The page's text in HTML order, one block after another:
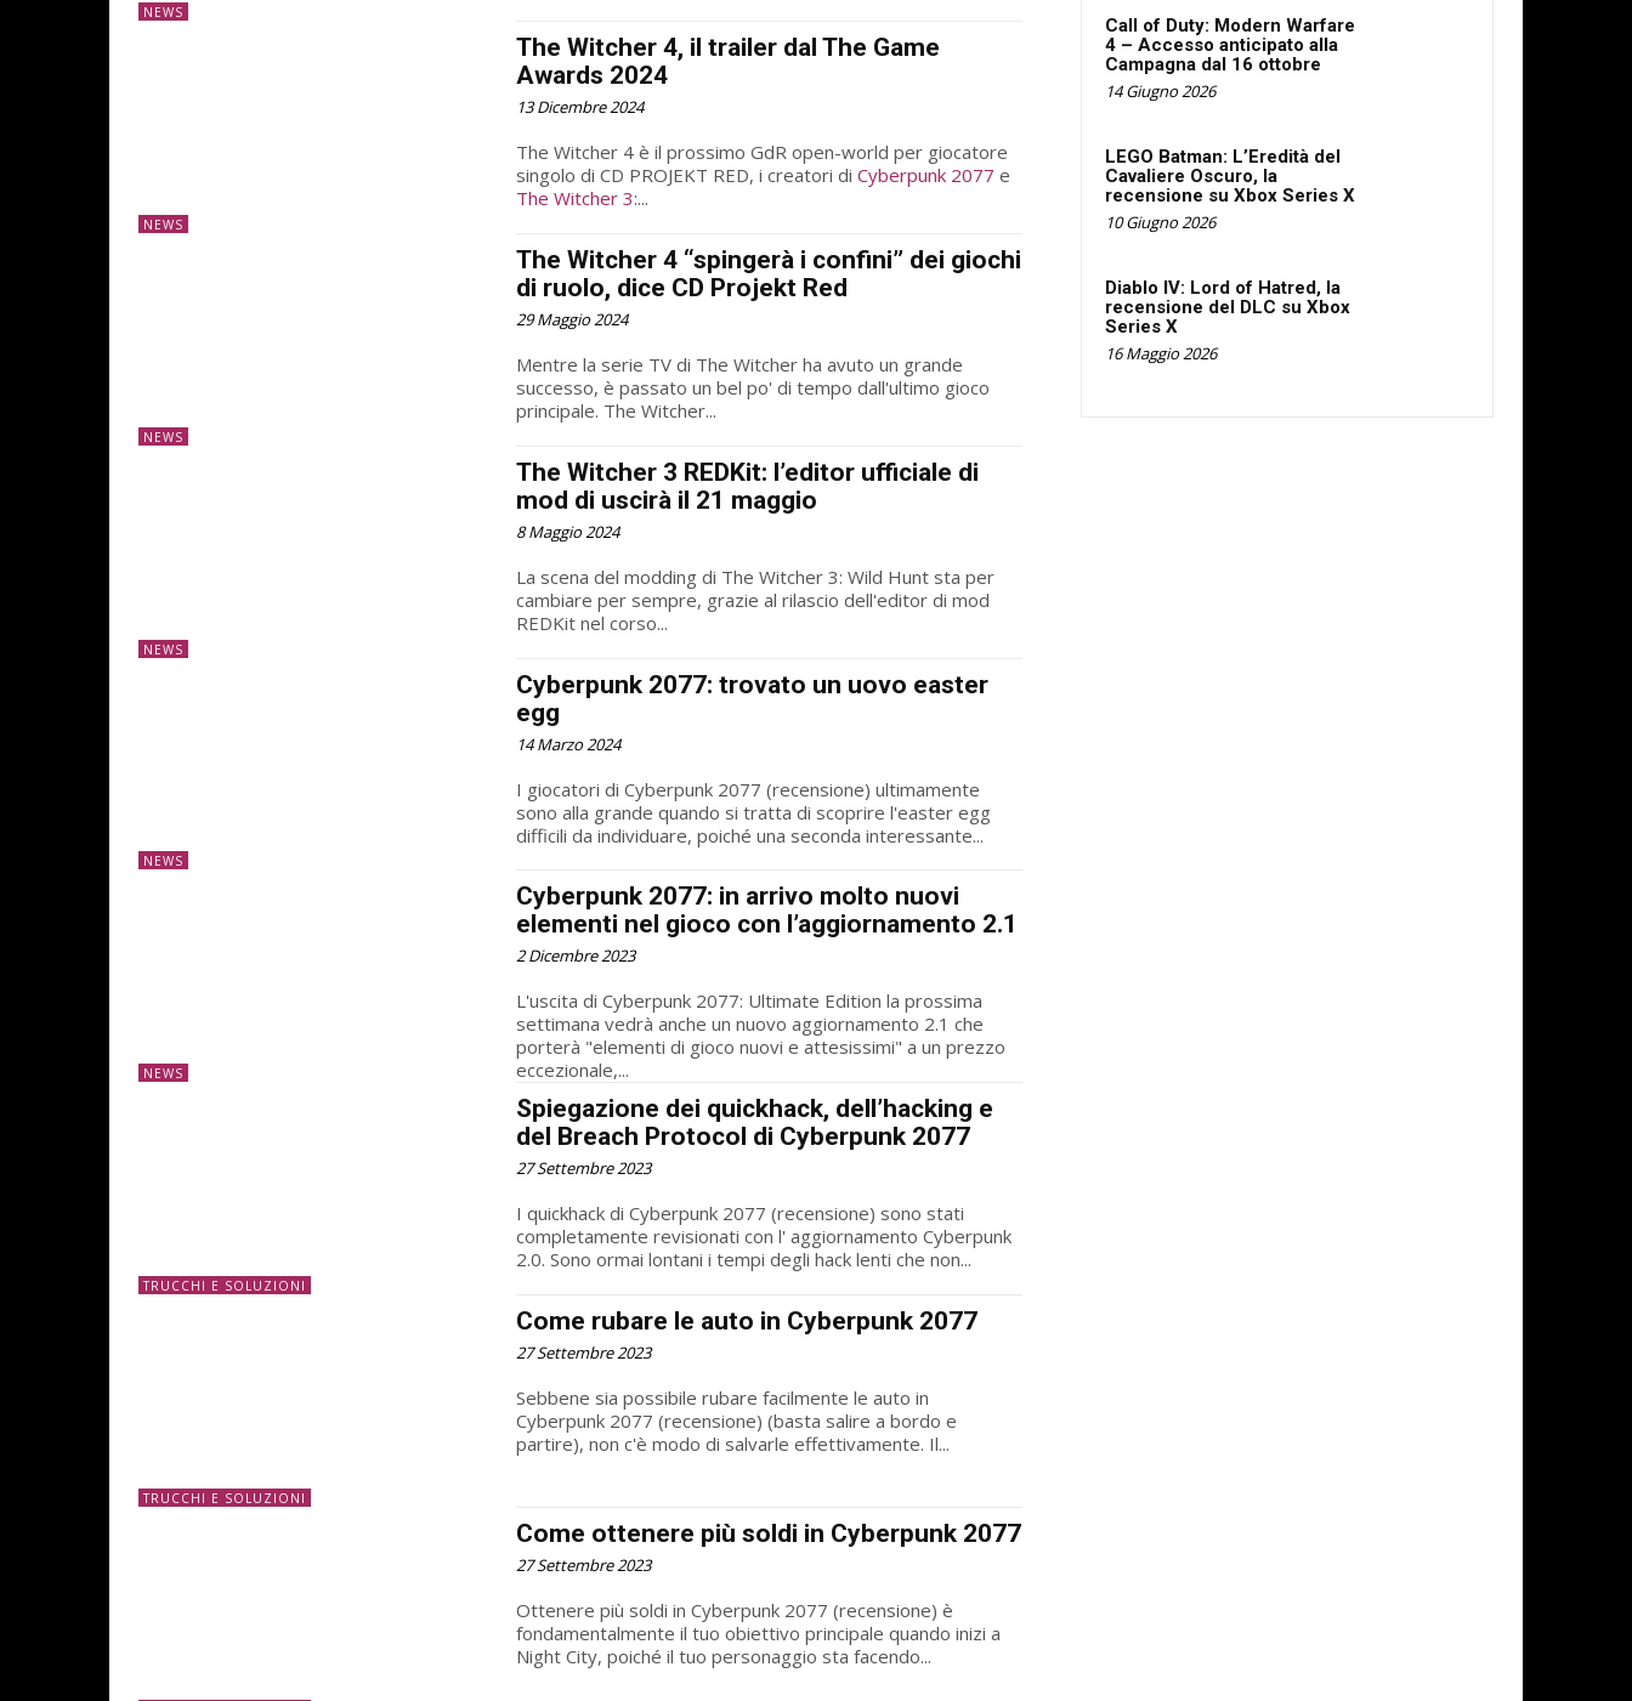
NEWS
NEWS
The Witcher 4, il trailer dal The Game
Awards 2024
13 Dicembre 2024
The Witcher 4 è il prossimo GdR open-world per giocatore
singolo di CD PROJEKT RED, i creatori diCyberpunk 2077 e
The Witcher 3:...
NEWS
The Witcher 4 “spingerà i confini” dei giochi
di ruolo, dice CD Projekt Red
29 Maggio 2024
Mentre la serie TV di The Witcher ha avuto un grande
successo, è passato un bel po' di tempo dall'ultimo gioco
principale. The Witcher...
NEWS
The Witcher 3 REDKit: l’editor ufficiale di
mod di uscirà il 21 maggio
8 Maggio 2024
La scena del modding di The Witcher 3: Wild Hunt sta per
cambiare per sempre, grazie al rilascio dell'editor di mod
REDKit nel corso...
NEWS
Cyberpunk 2077: trovato un uovo easter
egg
14 Marzo 2024
I giocatori di Cyberpunk 2077 (recensione) ultimamente
sono alla grande quando si tratta di scoprire l'easter egg
difficili da individuare, poiché una seconda interessante...
NEWS
Cyberpunk 2077: in arrivo molto nuovi
elementi nel gioco con l’aggiornamento 2.1
2 Dicembre 2023
L'uscita di Cyberpunk 2077: Ultimate Edition la prossima
settimana vedrà anche un nuovo aggiornamento 2.1 che
porterà "elementi di gioco nuovi e attesissimi" a un prezzo
eccezionale,...
TRUCCHI E SOLUZIONI
Spiegazione dei quickhack, dell’hacking e
del Breach Protocol di Cyberpunk 2077
27 Settembre 2023
I quickhack di Cyberpunk 2077 (recensione) sono stati
completamente revisionati con l' aggiornamento Cyberpunk
2.0. Sono ormai lontani i tempi degli hack lenti che non...
TRUCCHI E SOLUZIONI
Come rubare le auto in Cyberpunk 2077
27 Settembre 2023
Sebbene sia possibile rubare facilmente le auto in
Cyberpunk 2077 (recensione) (basta salire a bordo e
partire), non c'è modo di salvarle effettivamente. Il...
Come ottenere più soldi in Cyberpunk 2077
27 Settembre 2023
Ottenere più soldi in Cyberpunk 2077 (recensione) è
fondamentalmente il tuo obiettivo principale quando inizi a
Night City, poiché il tuo personaggio sta facendo...
Call of Duty: Modern Warfare
4 – Accesso anticipato alla
Campagna dal 16 ottobre
14 Giugno 2026
LEGO Batman: L’Eredità del
Cavaliere Oscuro, la
recensione su Xbox Series X
10 Giugno 2026
Diablo IV: Lord of Hatred, la
recensione del DLC su Xbox
Series X
16 Maggio 2026